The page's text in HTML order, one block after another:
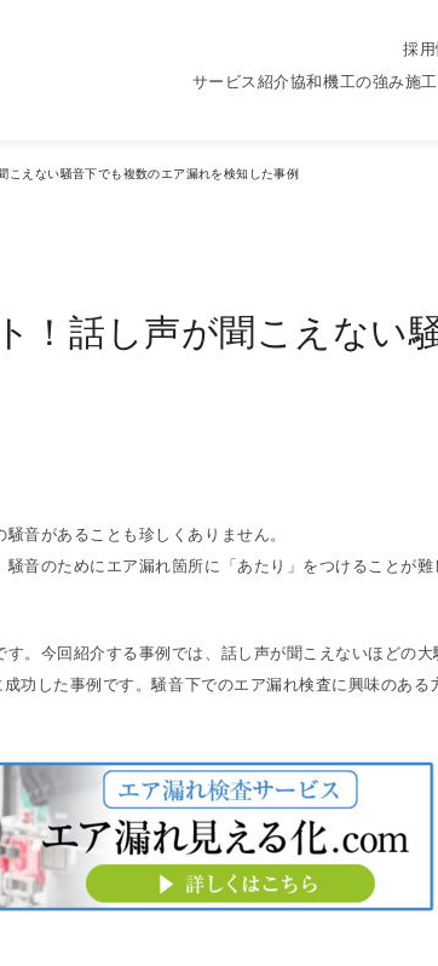
採
サービス紹介協和機工の強み施
えない騒音下でも複数のエア漏れを検知した事例
！話し声が聞こえない
音があることも珍しくありません。
音のためにエア漏れ箇所に「あたり」をつけることが難
。今回紹介する事例では、話し声が聞こえないほどの大
功した事例です。騒音下でのエア漏れ検査に興味のある